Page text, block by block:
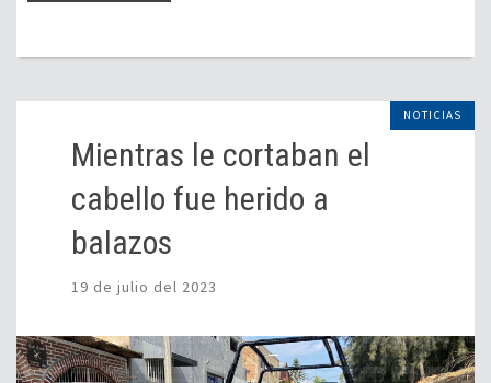
NOTICIAS
Mientras le cortaban el
cabello fue herido a
balazos
19 de julio del 2023